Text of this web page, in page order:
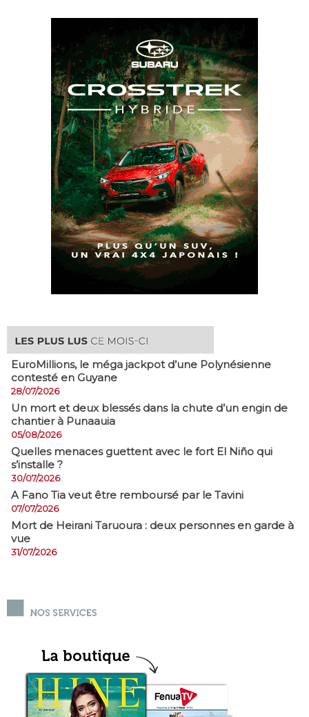
EuroMillions, ​le méga jackpot d’une Polynésienne
contesté en Guyane
28/07/2026
​Un mort et deux blessés dans la chute d’un engin de
chantier à Punaauia
05/08/2026
Quelles menaces guettent avec le fort El Niño qui
s’installe ?
30/07/2026
A Fano Tia veut être remboursé par le Tavini
07/07/2026
Mort de Heirani Taruoura : deux personnes en garde à
vue
31/07/2026